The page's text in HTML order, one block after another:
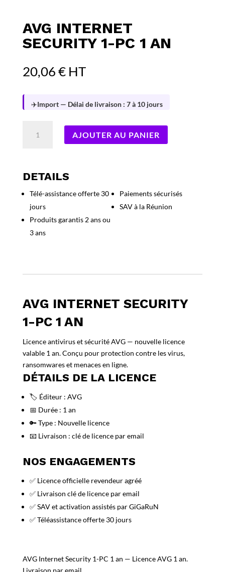
AVG INTERNET
SECURITY 1-PC 1 AN
20,06€ HT
✈️Import — Délai de livraison : 7 à 10 jours
Security
PC
an
AJOUTER AU PANIER
DETAILS
Télé-assistance offerte 30
jours
Produits garantis 2 ans ou
3 ans
Paiements sécurisés
SAV à la Réunion
AVG INTERNET SECURITY
1-PC 1 AN
Licence antivirus et sécurité AVG — nouvelle licence
valable 1 an. Conçu pour protection contre les virus,
ransomwares et menaces en ligne.
DÉTAILS DE LA LICENCE
🏷️ Éditeur : AVG
📅 Durée : 1 an
🔑 Type : Nouvelle licence
📧 Livraison : clé de licence par email
NOS ENGAGEMENTS
✅ Licence officielle revendeur agréé
✅ Livraison clé de licence par email
✅ SAV et activation assistés par GiGaRuN
✅ Téléassistance offerte 30 jours
AVG Internet Security 1-PC 1 an — Licence AVG 1 an.
Livraison par email.